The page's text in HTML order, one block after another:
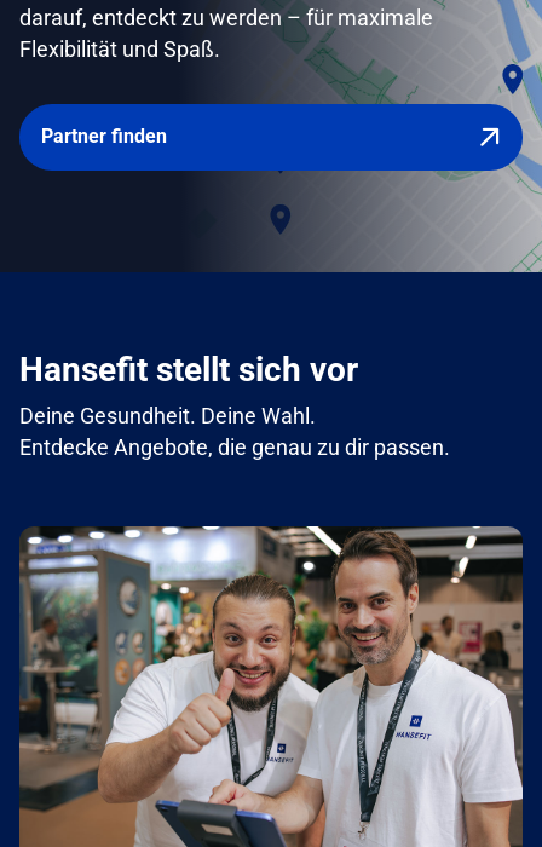
darauf, entdeckt zu werden – für maximale
Flexibilität und Spaß.
Partner finden
Hansefit stellt sich vor
Deine Gesundheit. Deine Wahl.
Entdecke Angebote, die genau zu dir passen.